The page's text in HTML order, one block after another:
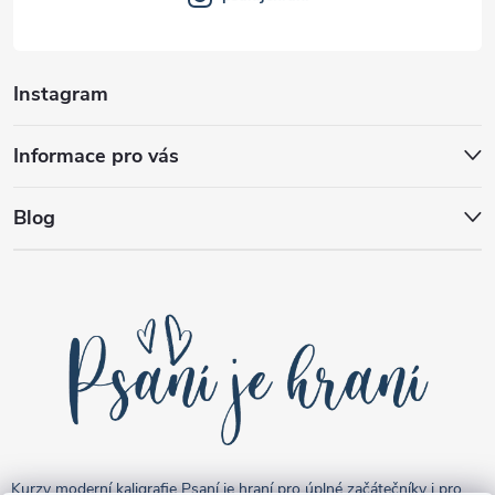
Instagram
Informace pro vás
Blog
Kurzy moderní kaligrafie Psaní je hraní pro úplné začátečníky i pro